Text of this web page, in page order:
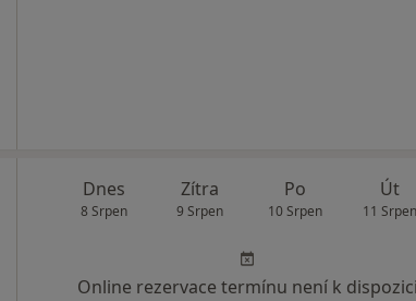
Dnes
8 Srpen
Zítra
9 Srpen
Po
10 Srpen
Út
11 Srpen
Online rezervace termínu není k dispozici